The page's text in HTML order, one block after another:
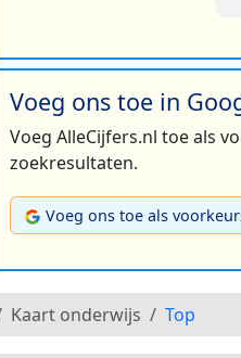
Voeg ons toe in
Voeg AlleCijfers.nl toe als
zoekresultaten.
Voeg ons toe als
Kaart onderwijs Top